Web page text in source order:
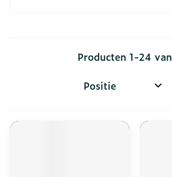
Producten 1-24 van
Sorteer op: